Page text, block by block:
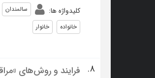
کلیدواژه ها: سالمندان
خانواده
خانوار
8. فرایند و روش‌های